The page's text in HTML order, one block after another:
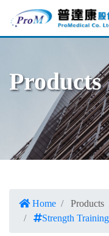
Products
Home Products
Strength Training